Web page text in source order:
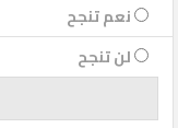
نعم تنجح
لن تنجح